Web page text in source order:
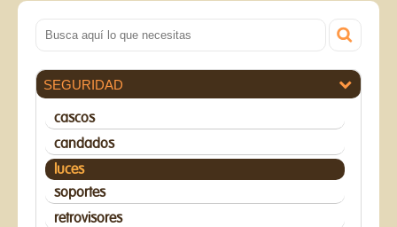
SEGURIDAD
cascos
candados
luces
soportes
retrovisores